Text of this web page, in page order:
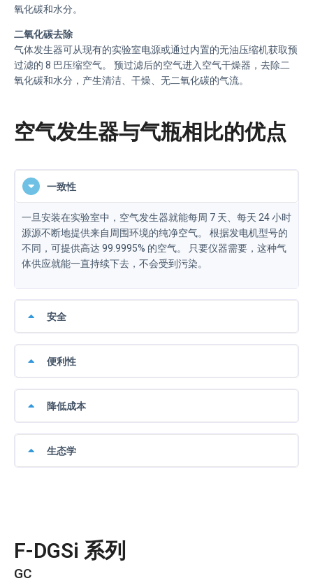
氧化碳和水分。
二氧化碳去除
气体发生器可从现有的实验室电源或通过内置的无油压缩机获取预
过滤的 8 巴压缩空气。 预过滤后的空气进入空气干燥器，去除二
氧化碳和水分，产生清洁、干燥、无二氧化碳的气流。
空气发生器与气瓶相比的优点
一致性
一旦安装在实验室中，空气发生器就能每周 7 天、每天 24 小时
源源不断地提供来自周围环境的纯净空气。 根据发电机型号的
不同，可提供高达 99.9995% 的空气。 只要仪器需要，这种气
体供应就能一直持续下去，不会受到污染。
安全
便利性
降低成本
生态学
F-DGSi 系列
GC